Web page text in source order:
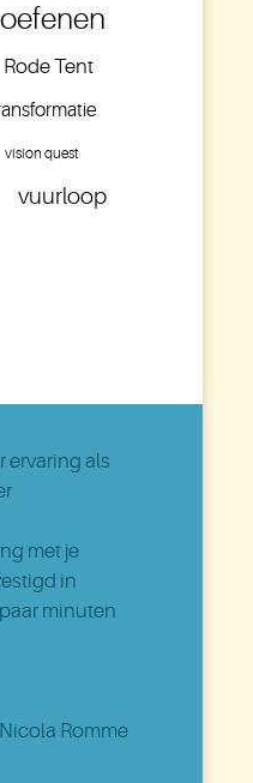
Rode Tent
vision quest
vuurloop
ervaring als
met je
in
minuten
Nicola Romme